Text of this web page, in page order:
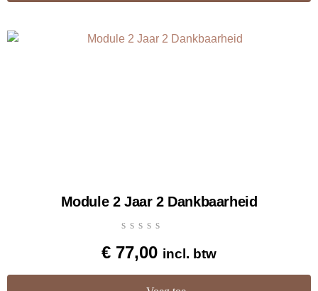
Module 2 Jaar 2 Dankbaarheid
€ 77,00 incl. btw